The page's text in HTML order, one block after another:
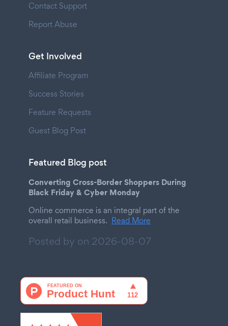
Contact Support
Report Abuse
Get Involved
Affiliate Program
Success Stories
Feature Requests
Guest Blog Post
Featured Blog post
Converting Cross-Border Shoppers During
Black Friday & Cyber Monday
Online commerce is an integral part of the
overall retail business. Read More
Posted by on 2026-08-07